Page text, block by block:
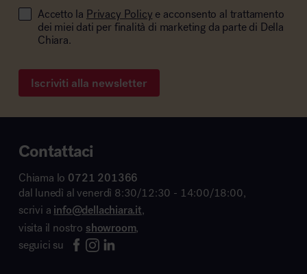
Accetto la Privacy Policy e acconsento al trattamento
dei miei dati per finalità di marketing da parte di Della
Chiara.
Iscriviti alla newsletter
Contattaci
Chiama lo 0721 201366
dal lunedì al venerdì 8:30/12:30 - 14:00/18:00,
scrivi a info@dellachiara.it,
visita il nostro showroom,
seguici su